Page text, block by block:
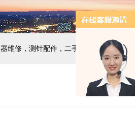
维修，测针配件，二手设备，计量校准